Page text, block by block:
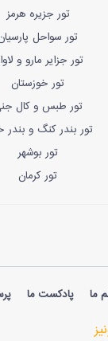
تور جزیره هرمز
تور سواحل
تور جزایر مارو و
تور خوزستان
تور طبس و کال
تور بندر کنگ و بندر
تور بوشهر
تور کرمان
ما پادکست ما